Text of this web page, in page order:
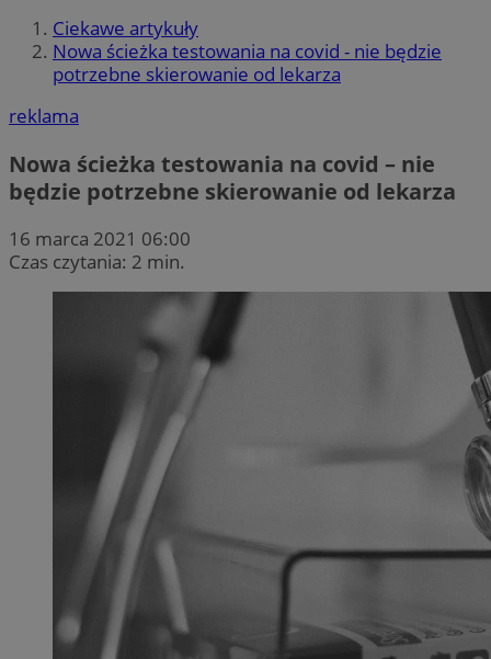
Ciekawe artykuły
Nowa ścieżka testowania na covid - nie będzie
potrzebne skierowanie od lekarza
reklama
Nowa ścieżka testowania na covid – nie
będzie potrzebne skierowanie od lekarza
16 marca 2021 06:00
Czas czytania: 2 min.